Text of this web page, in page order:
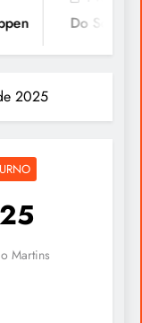
Do Sonho à
2025
Martins